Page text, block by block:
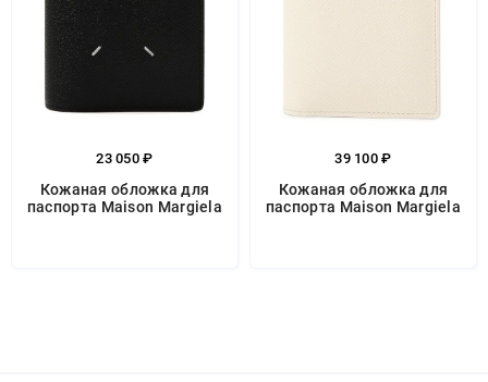
23 050 ₽
Кожаная обложка для
паспорта Maison Margiela
39 100 ₽
Кожаная обложка для
паспорта Maison Margiela